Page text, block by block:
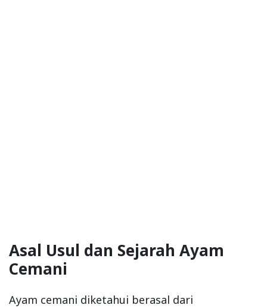
Asal Usul dan Sejarah Ayam
Cemani
Ayam cemani diketahui berasal dari